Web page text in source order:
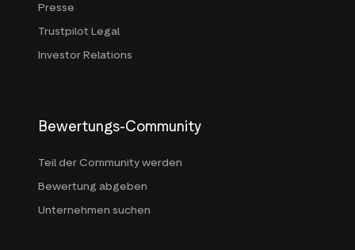
Presse
Trustpilot Legal
Investor Relations
Bewertungs-Community
Teil der Community werden
Bewertung abgeben
Unternehmen suchen